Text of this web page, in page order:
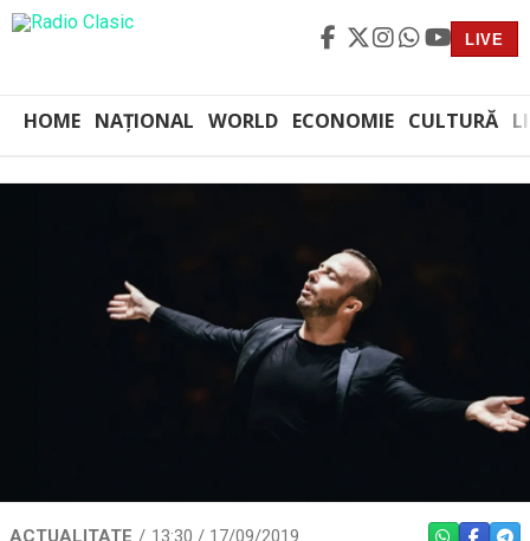
LIVE
HOME NAȚIONAL WORLD ECONOMIE CULTURĂ
ACTUALITATE 13:30 / 17/09/2019